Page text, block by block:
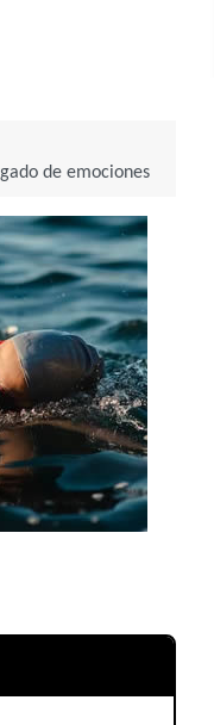
de emociones